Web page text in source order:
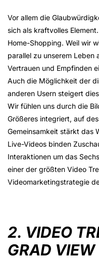
Vor allem die
sich als kraftvolles
Home-Shopping. Weil wir
parallel zu unserem Leben
Vertrauen und Empfinden
Auch die Möglichkeit der
anderen Usern steigert
Wir fühlen uns durch die
Größeres integriert, auf
Gemeinsamkeit stärkt das
Live-Videos binden
Interaktionen um das
einer der größten Video
Videomarketingstrategie
2. VIDEO
GRAD VIEW